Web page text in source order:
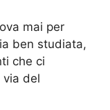
mai per
ben studiata,
che ci
via del